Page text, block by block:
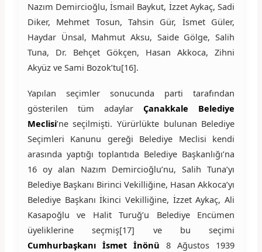
Nazım Demircioğlu, İsmail Baykut, İzzet Aykaç, Sadi
Diker, Mehmet Tosun, Tahsin Gür, İsmet Güler,
Haydar Ünsal, Mahmut Aksu, Saide Gölge, Salih
Tuna, Dr. Behçet Gökçen, Hasan Akkoca, Zihni
Akyüz ve Sami Bozok’tu[16].
Yapılan seçimler sonucunda parti tarafından
gösterilen tüm adaylarÇanakkale Belediye
Meclisi’ne seçilmişti. Yürürlükte bulunan Belediye
Seçimleri Kanunu gereği Belediye Meclisi kendi
arasında yaptığı toplantıda Belediye Başkanlığı’na
16 oy alan Nazım Demircioğlu’nu, Salih Tuna’yı
Belediye Başkanı Birinci Vekilliğine, Hasan Akkoca’yı
Belediye Başkanı İkinci Vekilliğine, İzzet Aykaç, Ali
Kasapoğlu ve Halit Turuğ’u Belediye Encümen
üyeliklerine seçmiş[17] ve bu seçimi
Cumhurbaşkanı İsmet İnönü 8 Ağustos 1939